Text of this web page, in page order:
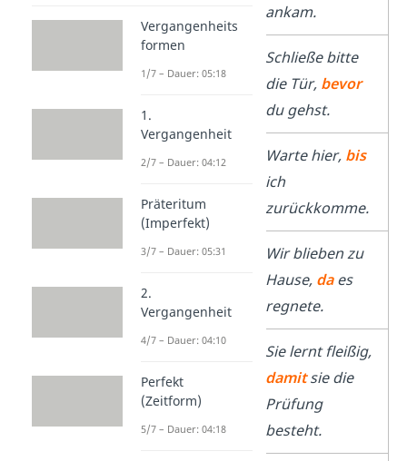
ankam.
Schließe bitte
die Tür, bevor
du gehst.
bis Warte hier, bis
ich
zurückkomme.
da
Wir blieben zu
Hause, da es
regnete.
Sie lernt fleißig,
damit sie die
Prüfung
besteht.
Vergangenheits
formen
1/7 – Dauer: 05:18
1.
Vergangenheit
2/7 – Dauer: 04:12
Präteritum
(Imperfekt)
3/7 – Dauer: 05:31
2.
Vergangenheit
4/7 – Dauer: 04:10
Perfekt
(Zeitform)
5/7 – Dauer: 04:18